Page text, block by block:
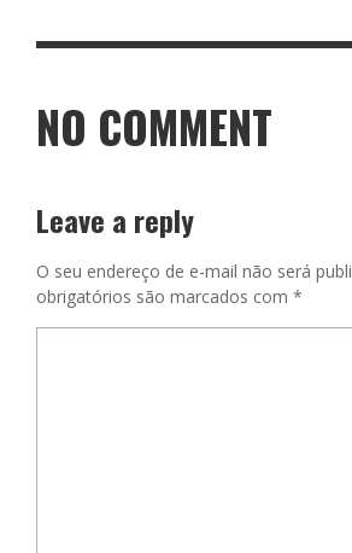
NO COMMENT
Leave a reply
O seu endereço de e-mail não será
obrigatórios são marcados com *